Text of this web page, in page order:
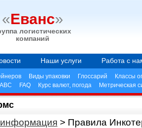
«Еванс»
логистических
компаний
Наши услуги Работа с
Виды упаковки Глоссарий
Классы
FAQ Курс валют, погода Метрическая
> Правила